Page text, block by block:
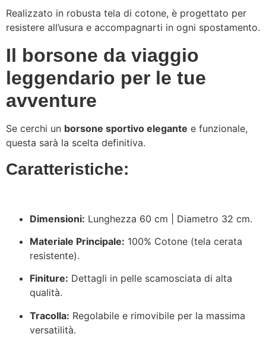
Realizzato in robusta tela di cotone, è progettato per
resistere all’usura e accompagnarti in ogni spostamento.
Il borsone da viaggio
leggendario per le tue
avventure
Se cerchi un borsone sportivo elegante e funzionale,
questa sarà la scelta definitiva.
Caratteristiche:
Dimensioni: Lunghezza 60 cm | Diametro 32 cm.
Materiale Principale: 100% Cotone (tela cerata
resistente).
Finiture: Dettagli in pelle scamosciata di alta
qualità.
Tracolla: Regolabile e rimovibile per la massima
versatilità.